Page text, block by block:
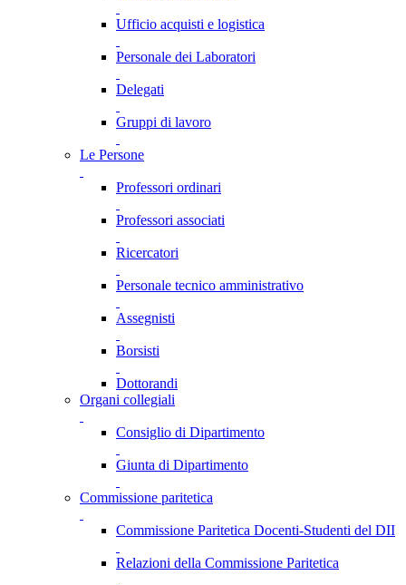
Ufficio acquisti e logistica
Personale dei Laboratori
Delegati
Gruppi di lavoro
Le Persone
Professori ordinari
Professori associati
Ricercatori
Personale tecnico amministrativo
Assegnisti
Borsisti
Dottorandi
Organi collegiali
Consiglio di Dipartimento
Giunta di Dipartimento
Commissione paritetica
Commissione Paritetica Docenti-Studenti del DII
Relazioni della Commissione Paritetica